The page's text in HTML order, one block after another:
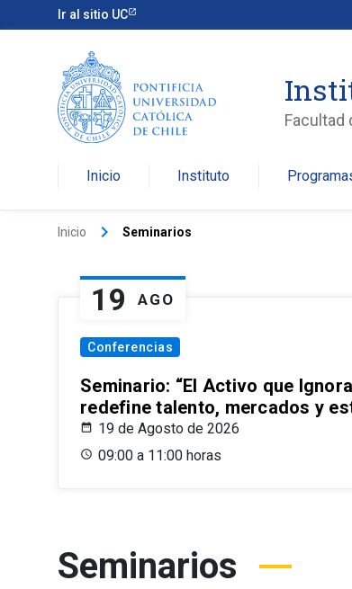
Ir al sitio UC
Facultad
Inicio Instituto
Inicio keyboard_arrow_right Seminarios
19 AGO
Conferencias
Seminario: “El Activo que
redefine talento, mercados y
19 de Agosto de 2026
09:00 a 11:00 horas
Seminarios